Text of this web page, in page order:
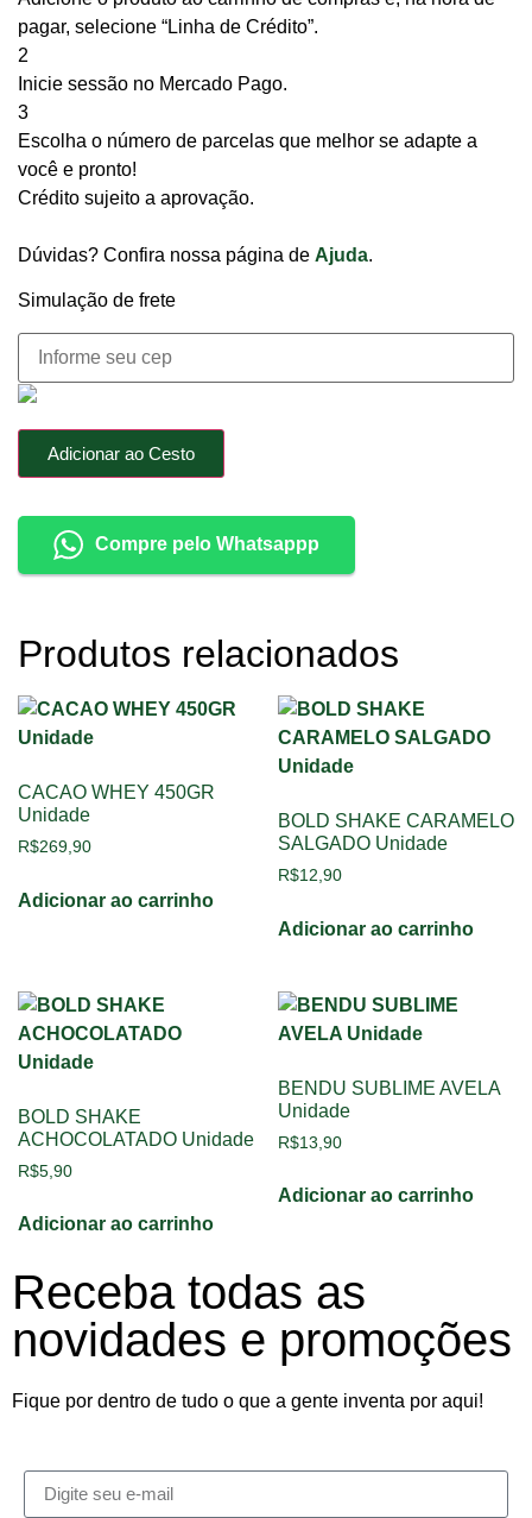
pagar, selecione “Linha de Crédito”.
2
Inicie sessão no Mercado Pago.
3
Escolha o número de parcelas que melhor se adapte a
você e pronto!
Crédito sujeito a aprovação.
Dúvidas? Confira nossa página de Ajuda.
Simulação de frete
Adicionar ao Cesto
Compre pelo Whatsappp
Produtos relacionados
CACAO WHEY 450GR
Unidade
R$269,90
Adicionar ao carrinho
BOLD SHAKE CARAMELO
SALGADO Unidade
R$12,90
Adicionar ao carrinho
BOLD SHAKE
ACHOCOLATADO Unidade
R$5,90
Adicionar ao carrinho
BENDU SUBLIME AVELA
Unidade
R$13,90
Adicionar ao carrinho
Receba todas as
novidades e promoções
Fique por dentro de tudo o que a gente inventa por aqui!